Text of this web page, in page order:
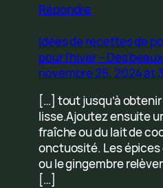
Répondre
Idées de recettes de
pour l’hiver – Des
novembre 25, 2024 at
[…] tout jusqu’à
lisse.Ajoutez ensuite
fraîche ou du lait de
onctuosité. Les
ou le gingembre
[…]